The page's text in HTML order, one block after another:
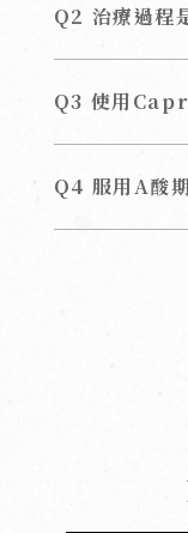
Q2 治療過程
Q3 使用
Q4 服用A酸